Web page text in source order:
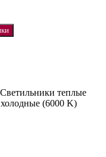
теплые
(6000 K)